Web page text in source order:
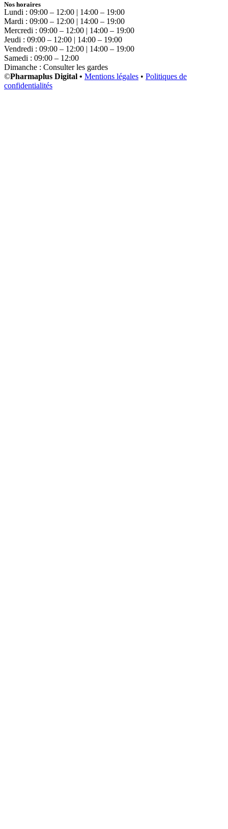
Nos horaires
Lundi : 09:00 – 12:00 | 14:00 – 19:00
Mardi : 09:00 – 12:00 | 14:00 – 19:00
Mercredi : 09:00 – 12:00 | 14:00 – 19:00
Jeudi : 09:00 – 12:00 | 14:00 – 19:00
Vendredi : 09:00 – 12:00 | 14:00 – 19:00
Samedi : 09:00 – 12:00
Dimanche : Consulter les gardes
©Pharmaplus Digital • Mentions légales • Politiques de
confidentialités